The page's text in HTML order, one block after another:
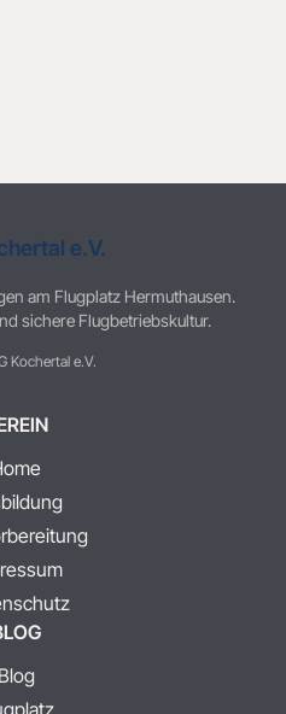
e.V.
am Flugplatz Hermuthausen.
sichere Flugbetriebskultur.
Kochertal e.V.
Blog